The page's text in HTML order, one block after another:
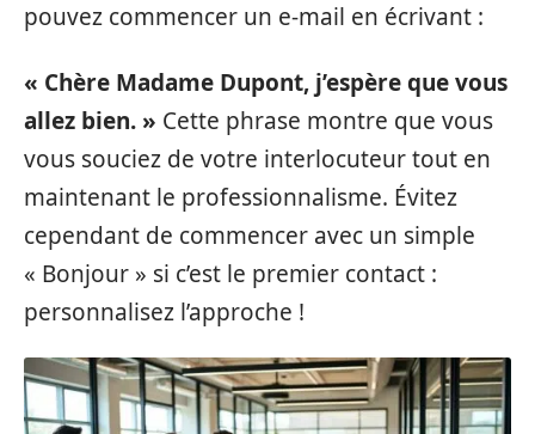
pouvez commencer un e-mail en écrivant :
« Chère Madame Dupont, j’espère que vous
allez bien. » Cette phrase montre que vous
vous souciez de votre interlocuteur tout en
maintenant le professionnalisme. Évitez
cependant de commencer avec un simple
« Bonjour » si c’est le premier contact :
personnalisez l’approche !